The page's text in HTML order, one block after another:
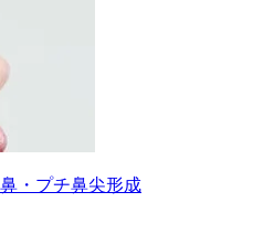
・プチ鼻尖形成